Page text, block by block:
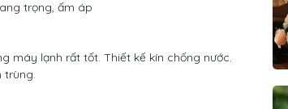
trọng, ấm áp
máy lạnh rất tốt. Thiết kế kín chống nước.